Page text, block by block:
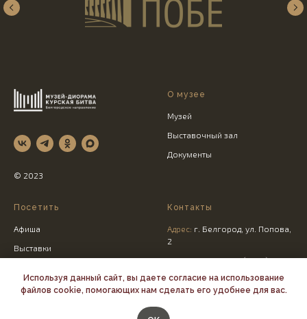
Используя данный сайт, вы даете согласие на использование
файлов cookie, помогающих нам сделать его удобнее для вас.
© 2023
О музее
Музей
Выставочный зал
Документы
Посетить
Афиша
Выставки
Контакты
Адрес: г. Белгород, ул. Попова,
2
Администратор:+7 (4722) 32-